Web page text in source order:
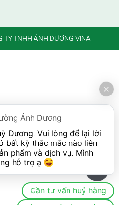
TNHH ÁNH DƯƠNG VINA
Ánh Dương
Dương. Vui lòng để lại lời
bất kỳ thắc mắc nào liên
phẩm và dịch vụ. Mình
hỗ trợ ạ
Cần tư vấn huỷ hàng